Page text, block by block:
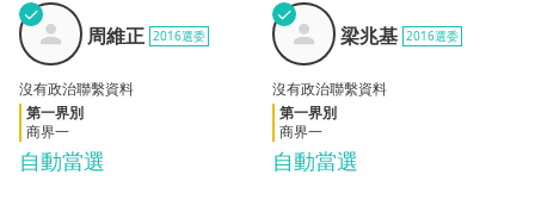
周維
正
✓
自動當選
周維正 2016選委
沒有政治聯繫資料
第一界別
商界一
梁兆
基
✓
自動當選
梁兆基 2016選委
沒有政治聯繫資料
第一界別
商界一